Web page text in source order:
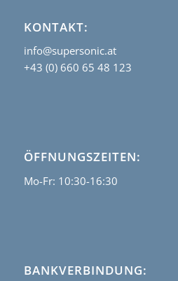
KONTAKT:
info@supersonic.at
+43 (0) 660 65 48 123
ÖFFNUNGSZEITEN:
Mo-Fr: 10:30-16:30
BANKVERBINDUNG: